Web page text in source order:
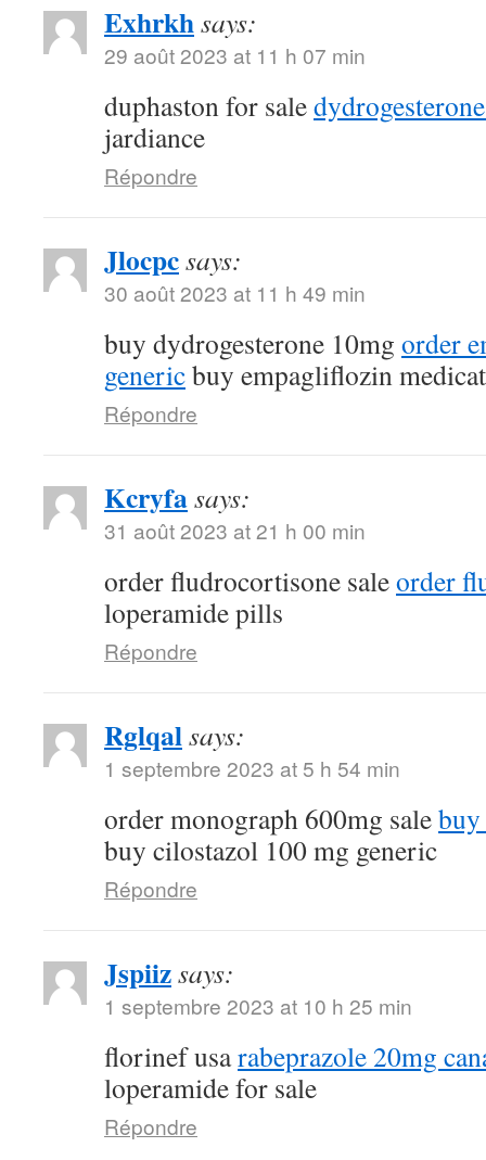
Exhrkhsays:
29 août 2023 at 11 h 07 min
duphaston for sale
jardiance
Répondre
Jlocpcsays:
30 août 2023 at 11 h 49 min
buy dydrogesterone 10mg order
genericbuy empagliflozin
Répondre
Kcryfasays:
31 août 2023 at 21 h 00 min
order fludrocortisone saleorder
loperamide pills
Répondre
Rglqalsays:
1 septembre 2023 at 5 h 54 min
order monograph 600mg sale
buy cilostazol 100 mg generic
Répondre
Jspiizsays:
1 septembre 2023 at 10 h 25 min
florinef usarabeprazole 20mg
loperamide for sale
Répondre